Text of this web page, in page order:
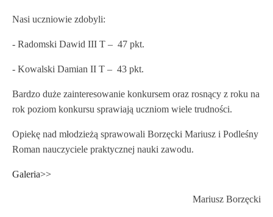
Nasi uczniowie zdobyli:
- Radomski Dawid III T – 47 pkt.
- Kowalski Damian II T – 43 pkt.
Bardzo duże zainteresowanie konkursem oraz rosnący z roku na
rok poziom konkursu sprawiają uczniom wiele trudności.
Opiekę nad młodzieżą sprawowali Borzęcki Mariusz i Podleśny
Roman nauczyciele praktycznej nauki zawodu.
Galeria>>
Mariusz Borzęcki